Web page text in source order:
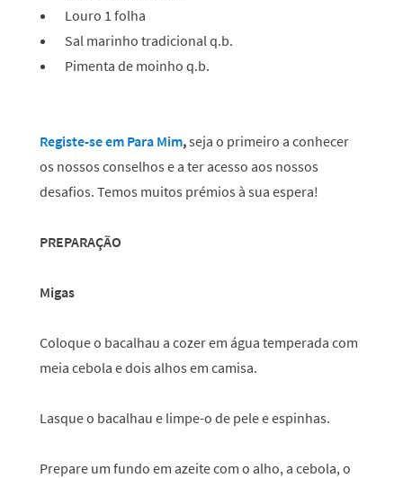
Louro 1 folha
Sal marinho tradicional q.b.
Pimenta de moinho q.b.
Registe-se em Para Mim,seja o primeiro a conhecer
os nossos conselhos e a ter acesso aos nossos
desafios. Temos muitos prémios à sua espera!
PREPARAÇÃO
Migas
Coloque o bacalhau a cozer em água temperada com
meia cebola e dois alhos em camisa.
Lasque o bacalhau e limpe-o de pele e espinhas.
Prepare um fundo em azeite com o alho, a cebola, o